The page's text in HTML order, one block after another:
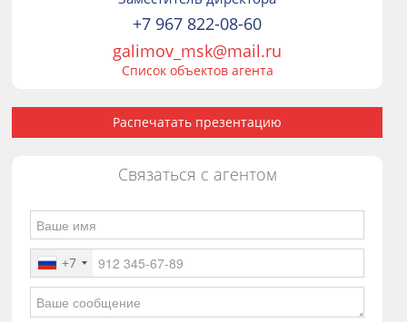
+7 967 822-08-60
galimov_msk@mail.ru
Список объектов агента
Распечатать презентацию
Связаться с агентом
+7